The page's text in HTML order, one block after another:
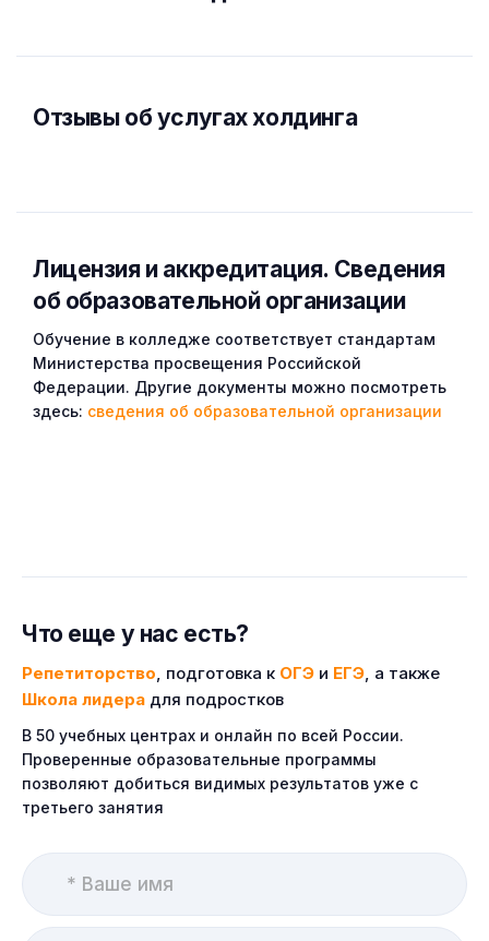
Отзывы об услугах холдинга
Лицензия и аккредитация. Cведения
об образовательной организации
Обучение в колледже соответствует стандартам
Министерства просвещения Российской
Федерации. Другие документы можно посмотреть
здесь: сведения об образовательной организации
Что еще у нас есть?
Репетиторство, подготовка к ОГЭ и ЕГЭ, а также
Школа лидера для подростков
В 50 учебных центрах и онлайн по всей России.
Проверенные образовательные программы
позволяют добиться видимых результатов уже с
третьего занятия